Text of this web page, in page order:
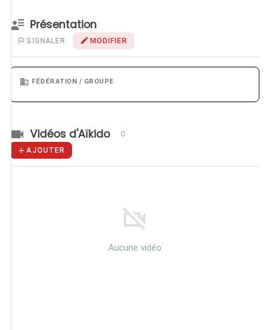
Présentation
SIGNALER MODIFIER
FÉDÉRATION / GROUPE
Vidéos d'Aïkido 0
AJOUTER
Aucune vidéo